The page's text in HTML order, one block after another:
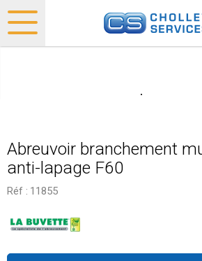
Abreuvoir branchement
anti-lapage F60
Réf : 11855